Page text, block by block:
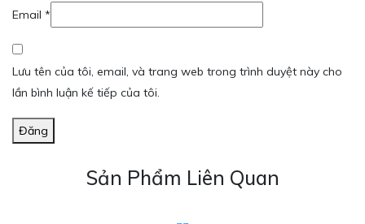
Email *
Lưu tên của tôi, email, và trang web trong trình duyệt này cho
lần bình luận kế tiếp của tôi.
Đăng
Sản Phẩm Liên Quan